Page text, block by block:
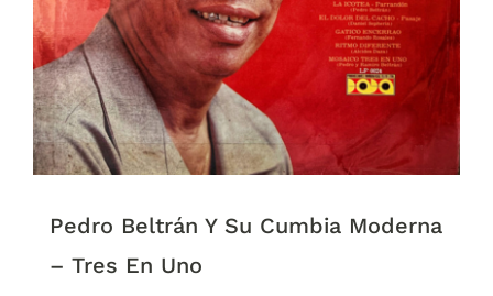
Pedro Beltrán Y Su Cumbia Moderna
– Tres En Uno